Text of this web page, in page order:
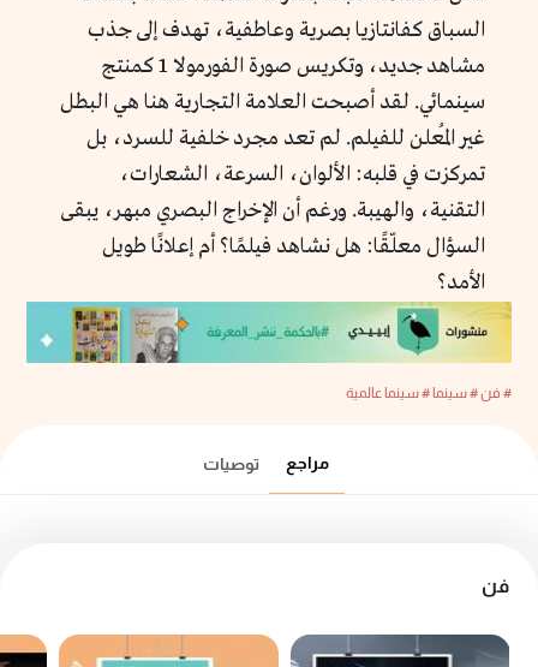
السباق كفانتازيا بصرية وعاطفية، تهدف إلى جذب
مشاهد جديد، وتكريس صورة الفورمولا 1 كمنتج
سينمائي. لقد أصبحت العلامة التجارية هنا هي البطل
غير المُعلن للفيلم. لم تعد مجرد خلفية للسرد، بل
تمركزت في قلبه: الألوان، السرعة، الشعارات،
التقنية، والهيبة. ورغم أن الإخراج البصري مبهر، يبقى
السؤال معلّقًا: هل نشاهد فيلمًا؟ أم إعلانًا طويل
الأمد؟
# فن# سينما # سينما عالمية
مراجع توصيات
فن